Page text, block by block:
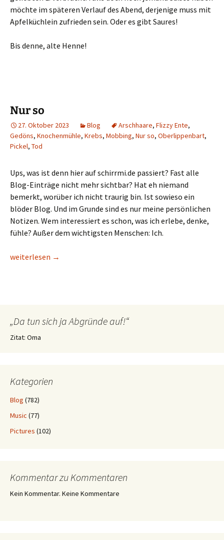
möchte im späteren Verlauf des Abend, derjenige muss mit
Apfelküchlein zufrieden sein. Oder es gibt Saures!
Bis denne, alte Henne!
Nur so
27. Oktober 2023 Blog Arschhaare, Flizzy Ente,
Gedöns, Knochenmühle, Krebs, Mobbing, Nur so, Oberlippenbart,
Pickel, Tod
Ups, was ist denn hier auf schirrmi.de passiert? Fast alle
Blog-Einträge nicht mehr sichtbar? Hat eh niemand
bemerkt, worüber ich nicht traurig bin. Ist sowieso ein
blöder Blog. Und im Grunde sind es nur meine persönlichen
Notizen. Wem interessiert es schon, was ich erlebe, denke,
fühle? Außer dem wichtigsten Menschen: Ich.
Nur so
weiterlesen →
„Da tun sich ja Abgründe auf!“
Zitat: Oma
Kategorien
Blog (782)
Music (77)
Pictures (102)
Kommentar zu Kommentaren
Kein Kommentar. Keine Kommentare